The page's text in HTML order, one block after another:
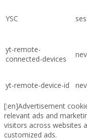
YSC
yt-remote-
connected-devices
yt-remote-device-id
[:en]Advertisement
relevant ads and
visitors across websites
customized ads.